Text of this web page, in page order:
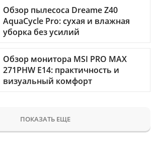
Обзор пылесоса Dreame Z40
AquaCycle Pro: сухая и влажная
уборка без усилий
Обзор монитора MSI PRO MAX
271PHW E14: практичность и
визуальный комфорт
ПОКАЗАТЬ ЕЩЕ